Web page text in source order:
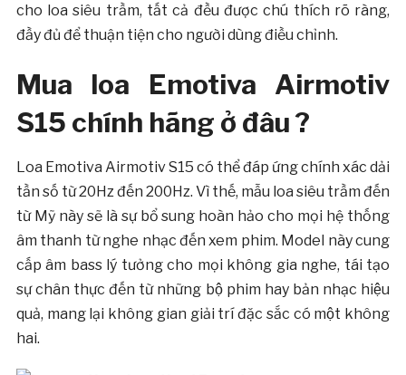
cho loa siêu trầm, tất cả đều được chú thích rõ ràng,
đầy đủ để thuận tiện cho người dùng điều chỉnh.
Mua loa Emotiva Airmotiv
S15 chính hãng ở đâu ?
Loa Emotiva Airmotiv S15 có thể đáp ứng chính xác dải
tần số từ 20Hz đến 200Hz. Vì thế, mẫu loa siêu trầm đến
từ Mỹ này sẽ là sự bổ sung hoàn hảo cho mọi hệ thống
âm thanh từ nghe nhạc đến xem phim. Model này cung
cấp âm bass lý tưởng cho mọi không gia nghe, tái tạo
sự chân thực đến từ những bộ phim hay bản nhạc hiệu
quả, mang lại không gian giải trí đặc sắc có một không
hai.